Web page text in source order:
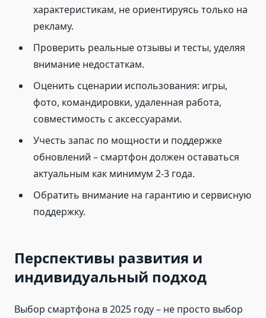
характеристикам, не ориентируясь только на
рекламу.
Проверить реальные отзывы и тесты, уделяя
внимание недостаткам.
Оценить сценарии использования: игры,
фото, командировки, удаленная работа,
совместимость с аксессуарами.
Учесть запас по мощности и поддержке
обновлений – смартфон должен оставаться
актуальным как минимум 2-3 года.
Обратить внимание на гарантию и сервисную
поддержку.
Перспективы развития и
индивидуальный подход
Выбор смартфона в 2025 году – не просто выбор